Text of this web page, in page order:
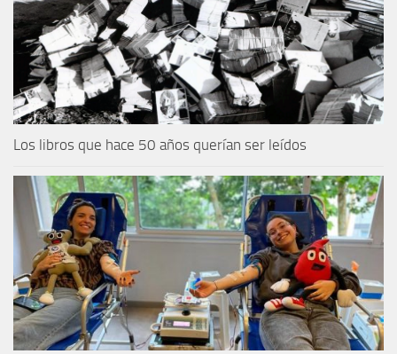
Los libros que hace 50 años querían ser leídos